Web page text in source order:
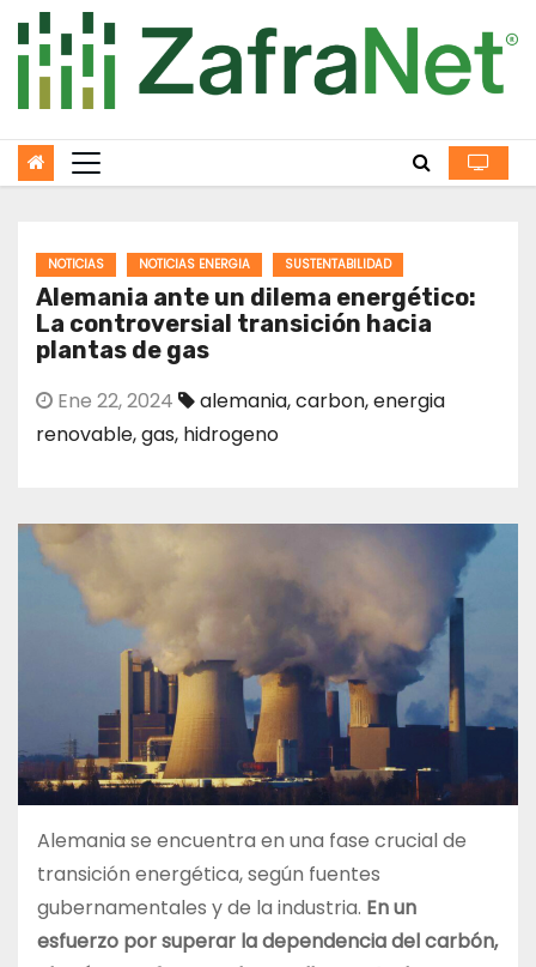
to
content
NOTICIAS NOTICIAS ENERGIA SUSTENTABILIDAD
Alemania ante un dilema energético:
La controversial transición hacia
plantas de gas
Ene 22, 2024 alemania,carbon,energia
renovable,gas, hidrogeno
Alemania se encuentra en una fase crucial de
transición energética, según fuentes
gubernamentales y de la industria. En un
esfuerzo por superar la dependencia del carbón,